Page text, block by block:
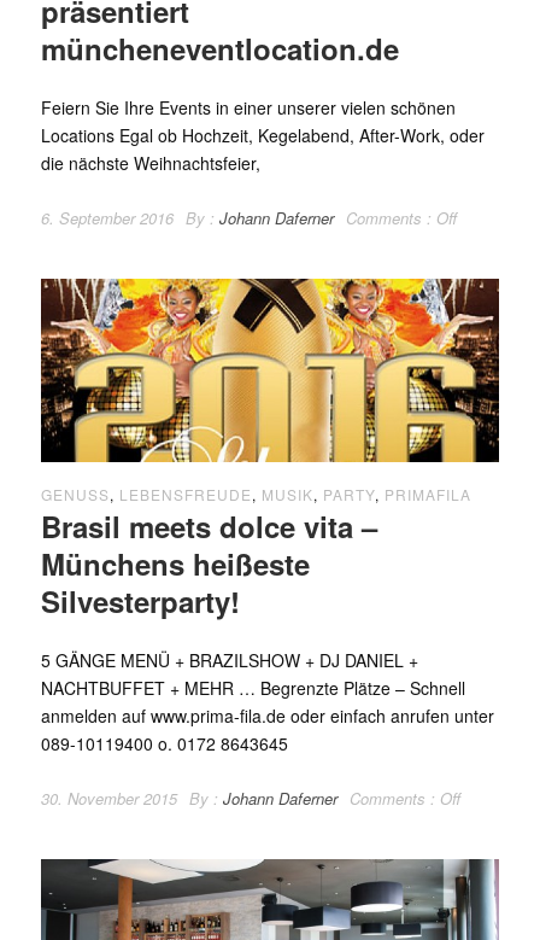
präsentiert
müncheneventlocation.de
Feiern Sie Ihre Events in einer unserer vielen schönen
Locations Egal ob Hochzeit, Kegelabend, After-Work, oder
die nächste Weihnachtsfeier,
6. September 2016 By : Johann Daferner Comments : Off
GENUSS, LEBENSFREUDE, MUSIK, PARTY, PRIMAFILA
Brasil meets dolce vita –
Münchens heißeste
Silvesterparty!
5 GÄNGE MENÜ + BRAZILSHOW + DJ DANIEL +
NACHTBUFFET + MEHR … Begrenzte Plätze – Schnell
anmelden auf www.prima-fila.de oder einfach anrufen unter
089-10119400 o. 0172 8643645
30. November 2015 By : Johann Daferner Comments : Off